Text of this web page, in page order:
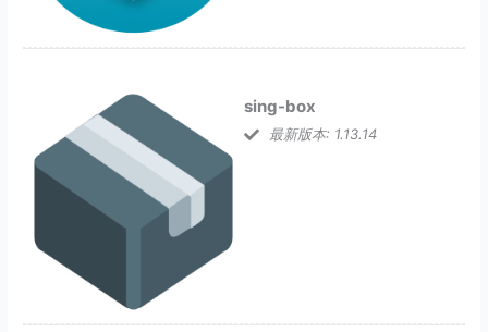
sing-box
最新版本: 1.13.14